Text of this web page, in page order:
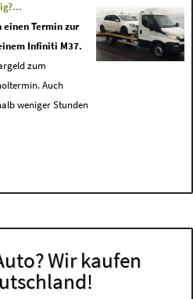
Termin zur
Infiniti M37.
zum
Auch
weniger Stunden
Wir kaufen